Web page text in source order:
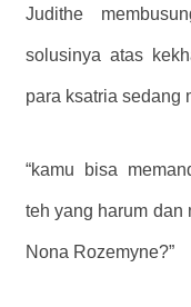
Judithe
solusinya atas
para ksatria sedang
“kamu bisa
teh yang harum dan
Nona Rozemyne?”